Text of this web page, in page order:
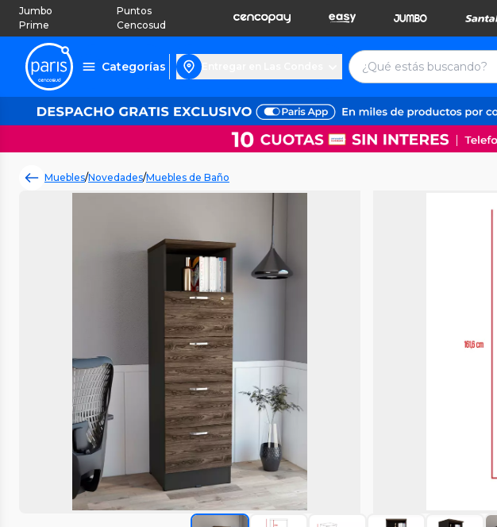
Jumbo
Prime
Puntos
Cencosud
Categorías
Muebles/Novedades/Muebles de Baño